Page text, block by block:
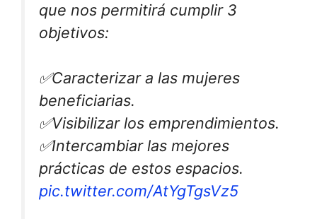
que nos permitirá cumplir 3
objetivos:
✅Caracterizar a las mujeres
beneficiarias.
✅Visibilizar los emprendimientos.
✅Intercambiar las mejores
prácticas de estos espacios.
pic.twitter.com/AtYgTgsVz5